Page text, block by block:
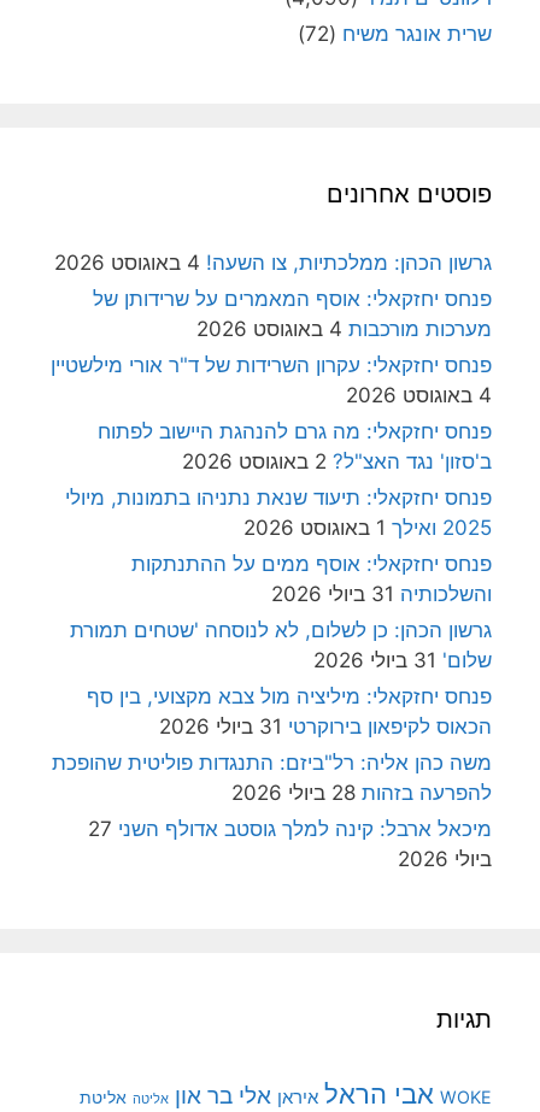
שרית אונגר משיח (72)
פוסטים אחרונים
גרשון הכהן: ממלכתיות, צו השעה! 4 באוגוסט 2026
פנחס יחזקאלי: אוסף המאמרים על שרידותן של
מערכות מורכבות 4 באוגוסט 2026
פנחס יחזקאלי: עקרון השרידות של ד"ר אורי מילשטיין
4 באוגוסט 2026
פנחס יחזקאלי: מה גרם להנהגת היישוב לפתוח
ב'סזון' נגד האצ"ל? 2 באוגוסט 2026
פנחס יחזקאלי: תיעוד שנאת נתניהו בתמונות, מיולי
2025 ואילך
1 באוגוסט 2026
פנחס יחזקאלי: אוסף ממים על ההתנתקות
והשלכותיה 31 ביולי 2026
גרשון הכהן: כן לשלום, לא לנוסחה 'שטחים תמורת
שלום' 31 ביולי 2026
פנחס יחזקאלי: מיליציה מול צבא מקצועי, בין סף
הכאוס לקיפאון בירוקרטי 31 ביולי 2026
משה כהן אליה: רל"ביזם: התנגדות פוליטית שהופכת
להפרעה בזהות 28 ביולי 2026
מיכאל ארבל: קינה למלך גוסטב אדולף השני 27
ביולי 2026
תגיות
WOKE אבי הראל איראן אלי בר און אליטה אליטת